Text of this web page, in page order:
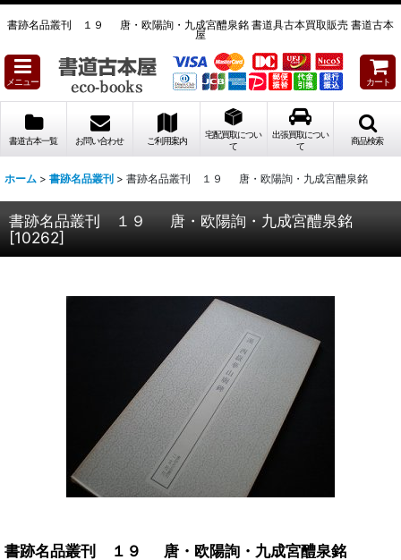
書跡名品叢刊 １９ 唐・欧陽詢・九成宮醴泉銘 書道具古本買取販売 書道古本
屋
メニュー カート
書道古本一覧 お問い合わせ ご利用案内
宅配買取につい
て
出張買取につい
て
商品検索
ホーム > 書跡名品叢刊 > 書跡名品叢刊 １９ 唐・欧陽詢・九成宮醴泉銘
書跡名品叢刊 １９ 唐・欧陽詢・九成宮醴泉銘
[10262]
書跡名品叢刊 １９ 唐・欧陽詢・九成宮醴泉銘